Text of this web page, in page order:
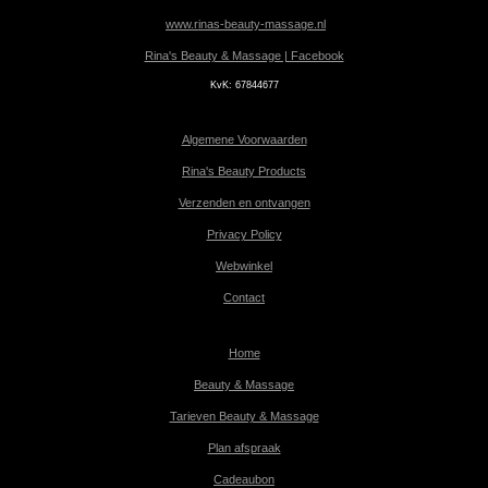
www.rinas-beauty-massage.nl
Rina's Beauty & Massage | Facebook
KvK: 67844677
Algemene Voorwaarden
Rina's Beauty Products
Verzenden en ontvangen
Privacy Policy
Webwinkel
Contact
Home
Beauty & Massage
Tarieven Beauty & Massage
Plan afspraak
Cadeaubon